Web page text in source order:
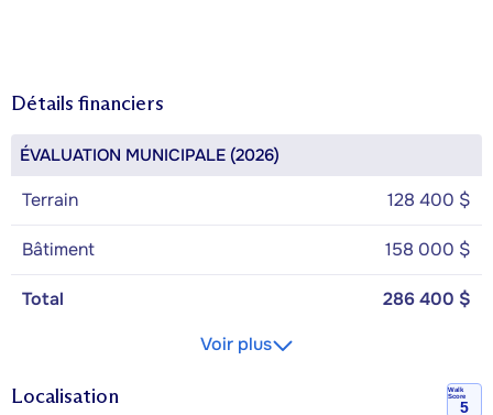
Détails financiers
ÉVALUATION MUNICIPALE (2026)
Terrain 128 400 $
Bâtiment 158 000 $
Total
286 400 $
Voir plus
Localisation
Walk
Score
5